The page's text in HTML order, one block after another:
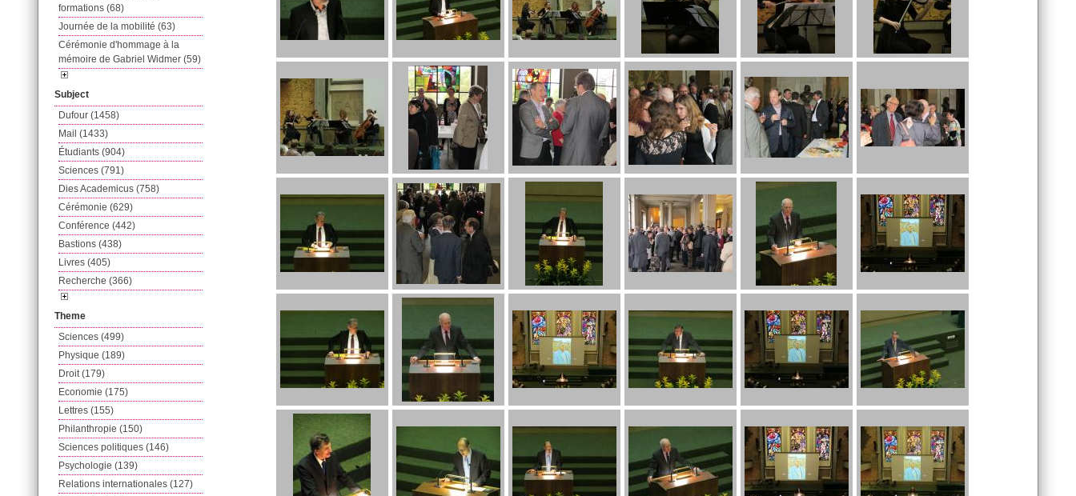
formations (68)
Journée de la mobilité (63)
Cérémonie d'hommage à la
mémoire de Gabriel Widmer (59)
Subject
Dufour (1458)
Mail (1433)
Étudiants (904)
Sciences (791)
Dies Academicus (758)
Cérémonie (629)
Conférence (442)
Bastions (438)
Livres (405)
Recherche (366)
Theme
Sciences (499)
Physique (189)
Droit (179)
Economie (175)
Lettres (155)
Philanthropie (150)
Sciences politiques (146)
Psychologie (139)
Relations internationales (127)